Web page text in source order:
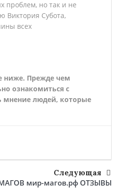
проблем, но так и не
Виктория Субота,
всех
ниже. Прежде чем
ознакомиться с
мнение людей, которые
Следующая
мир-магов.рф ОТЗЫВЫ